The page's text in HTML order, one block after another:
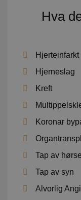
Hva
Hjerteinfarkt
Hjerneslag
Kreft
Koronar
Tap av hørsel
Tap av syn
Alvorlig